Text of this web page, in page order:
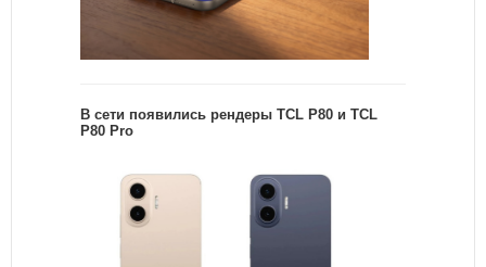
В сети появились рендеры TCL P80 и TCL
P80 Pro